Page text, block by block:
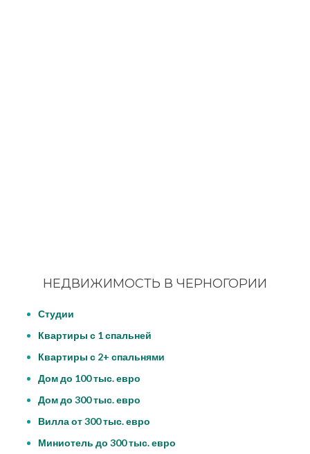
НЕДВИЖИМОСТЬ В ЧЕРНОГОРИИ
Студии
Квартиры с 1 спальней
Квартиры с 2+ спальнями
Дом до 100 тыс. евро
Дом до 300 тыс. евро
Вилла от 300 тыс. евро
Миниотель до 300 тыс. евро